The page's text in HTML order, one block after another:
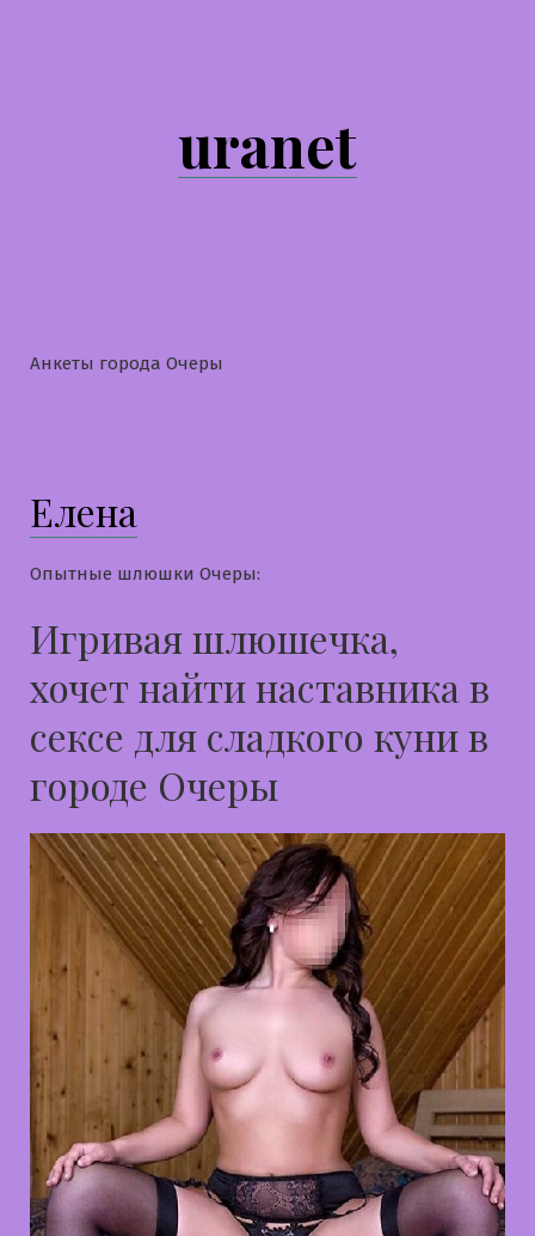
uranet
Анкеты города Очеры
Елена
Опытные шлюшки Очеры:
Игривая шлюшечка,
хочет найти наставника в
сексе для сладкого куни в
городе Очеры